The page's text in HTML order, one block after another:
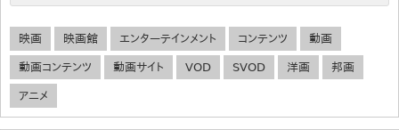
映画 映画館 エンターテインメント コンテンツ 動画
動画コンテンツ 動画サイト VOD SVOD 洋画 邦画
アニメ